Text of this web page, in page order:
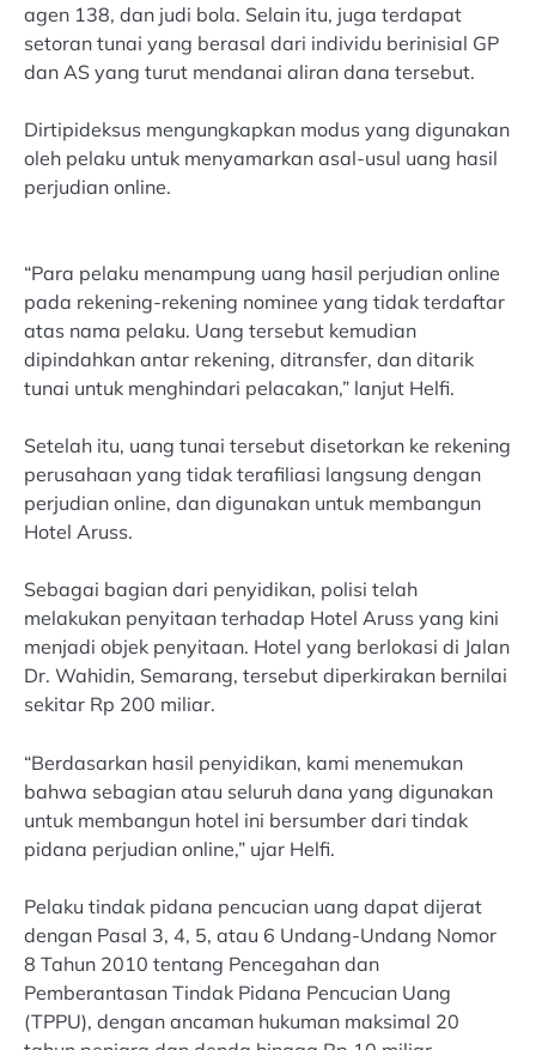
agen 138, dan judi bola. Selain itu, juga terdapat
setoran tunai yang berasal dari individu berinisial GP
dan AS yang turut mendanai aliran dana tersebut.
Dirtipideksus mengungkapkan modus yang digunakan
oleh pelaku untuk menyamarkan asal-usul uang hasil
perjudian online.
“Para pelaku menampung uang hasil perjudian online
pada rekening-rekening nominee yang tidak terdaftar
atas nama pelaku. Uang tersebut kemudian
dipindahkan antar rekening, ditransfer, dan ditarik
tunai untuk menghindari pelacakan,” lanjut Helfi.
Setelah itu, uang tunai tersebut disetorkan ke rekening
perusahaan yang tidak terafiliasi langsung dengan
perjudian online, dan digunakan untuk membangun
Hotel Aruss.
Sebagai bagian dari penyidikan, polisi telah
melakukan penyitaan terhadap Hotel Aruss yang kini
menjadi objek penyitaan. Hotel yang berlokasi di Jalan
Dr. Wahidin, Semarang, tersebut diperkirakan bernilai
sekitar Rp 200 miliar.
“Berdasarkan hasil penyidikan, kami menemukan
bahwa sebagian atau seluruh dana yang digunakan
untuk membangun hotel ini bersumber dari tindak
pidana perjudian online,” ujar Helfi.
Pelaku tindak pidana pencucian uang dapat dijerat
dengan Pasal 3, 4, 5, atau 6 Undang-Undang Nomor
8 Tahun 2010 tentang Pencegahan dan
Pemberantasan Tindak Pidana Pencucian Uang
(TPPU), dengan ancaman hukuman maksimal 20